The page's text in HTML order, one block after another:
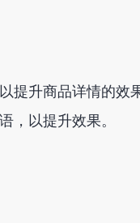
提升商品详情的
，以提升效果。